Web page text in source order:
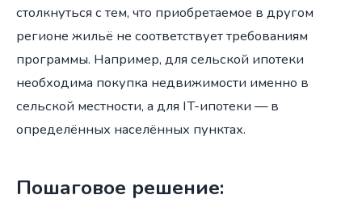
столкнуться с тем, что приобретаемое в другом
регионе жильё не соответствует требованиям
программы. Например, для сельской ипотеки
необходима покупка недвижимости именно в
сельской местности, а для IT-ипотеки — в
определённых населённых пунктах.
Пошаговое решение: